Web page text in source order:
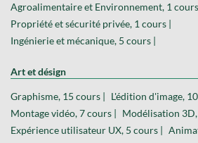
Agroalimentaire et Environnement, 1 cours |
Propriété et sécurité privée, 1 cours |
Ingénierie et mécanique, 5 cours |
Art et désign
Graphisme, 15 cours |
L'édition d'image, 10
Montage vidéo, 7 cours |
Modélisation 3D,
Expérience utilisateur UX, 5 cours |